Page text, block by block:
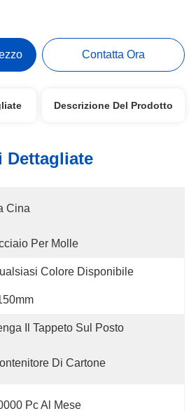
Contatta Ora
Descrizione Del Prodotto
Dettagliate
Cina
Per Molle
Colore Disponibile
Il Tappeto Sul Posto
Di Cartone
Pc Al Mese